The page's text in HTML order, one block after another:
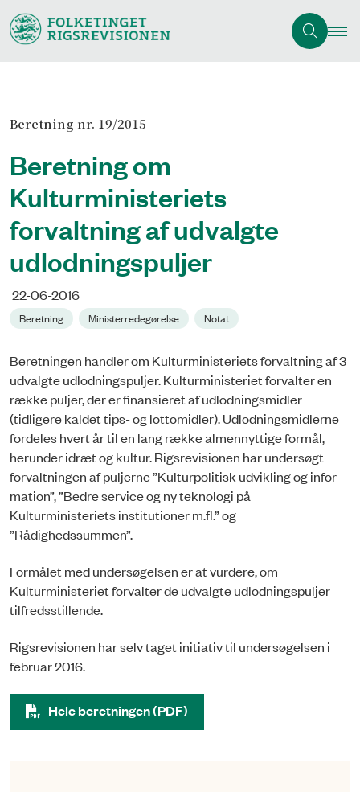
Beretning nr. 19/2015
Beretning om
Kulturministeriets
forvaltning af udvalgte
udlodningspuljer
22-06-2016
Beretning Ministerredegørelse Notat
Beretningen handler om Kulturministeriets forvaltning af 3
udvalgte udlodningspuljer. Kultur­ministe­ri­et forvalter en
række puljer, der er finansieret af udlodningsmidler
(tidligere kaldet tips- og lottomidler). Udlod­nings­mid­ler­ne
fordeles hvert år til en lang række almennyttige formål,
herunder idræt og kultur. Rigsrevisionen har und­er­søgt
forvaltningen af puljerne ”Kulturpolitisk udvikling og infor­
ma­tion”, ”Bedre service og ny teknologi på
Kulturministeriets institutioner m.fl.” og
”Rådighedssummen”.
Formålet med undersøgelsen er at vurdere, om
Kulturministeriet forvalter de udvalgte udlodnings­pul­jer
tilfredsstillende.
Rigsrevisionen har selv taget initiativ til undersøgelsen i
februar 2016.
Hele beretningen (PDF)